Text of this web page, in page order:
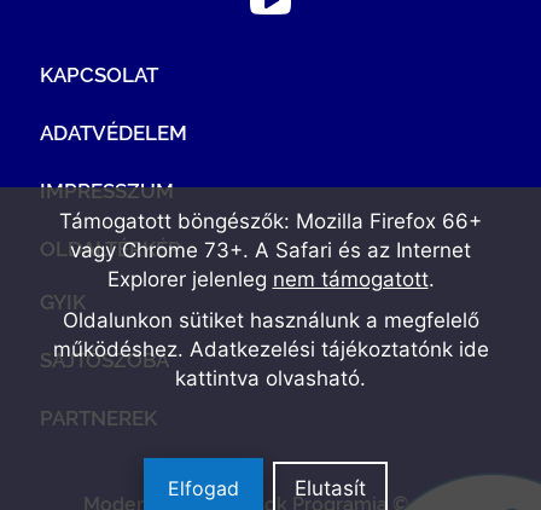
KAPCSOLAT
ADATVÉDELEM
IMPRESSZUM
OLDALTÉRKÉP
GYIK
SAJTÓSZOBA
PARTNEREK
Modern Vállalkozások Programja © 2022
Támogatott böngészők: Mozilla Firefox 66+
vagy Chrome 73+. A Safari és az Internet
Explorer jelenleg nem támogatott.
Oldalunkon sütiket használunk a megfelelő
működéshez. Adatkezelési tájékoztatónk ide
kattintva olvasható.
Elfogad Elutasít